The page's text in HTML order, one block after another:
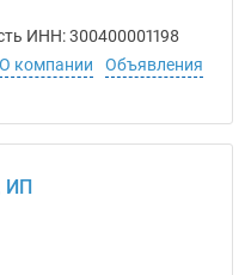
ИНН: 300400001198
О компании
Объявления
ИП